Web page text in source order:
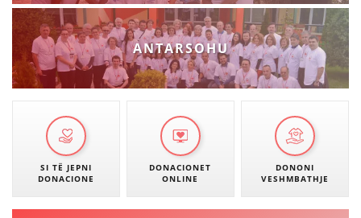
DORACAKË
STRATEGJI
BROCHURES
PRESENTATIONS
ANTARSOHU
SI TË JEPNI
DONACIONE
DONACIONET
ONLINE
DONONI
VESHMBATHJE